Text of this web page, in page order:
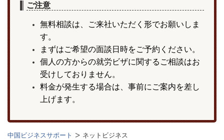
ご注意
無料相談は、ご来社いただく形でお願いしま
す。
まずはご希望の面談日時をご予約ください。
個人の方からの就労ビザに関するご相談はお
受けしておりません。
料金が発生する場合は、事前にご案内を差し
上げます。
中国ビジネスサポート ネットビジネス